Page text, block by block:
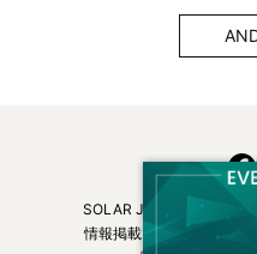
SOLAR JOURNALについて
情報掲載について
広告